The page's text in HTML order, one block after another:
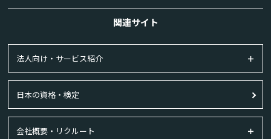
関連サイト
法人向け・サービス紹介
日本の資格・検定
会社概要・リクルート